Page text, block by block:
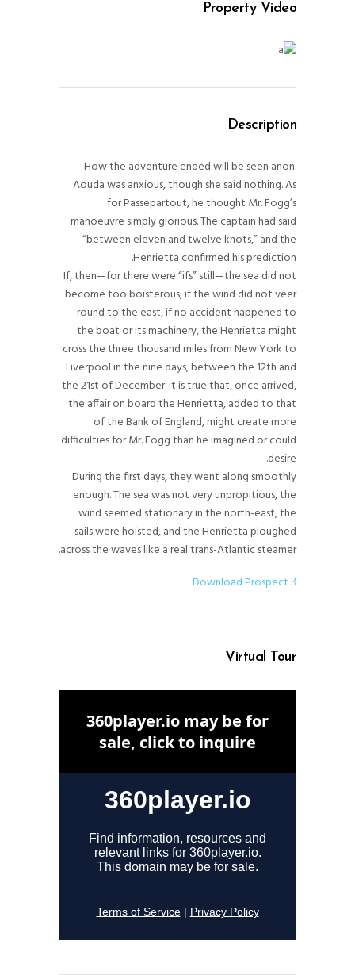
Property Video
Description
How the adventure ended will be seen anon.
Aouda was anxious, though she said nothing. As
for Passepartout, he thought Mr. Fogg’s
manoeuvre simply glorious. The captain had said
“between eleven and twelve knots,” and the
Henrietta confirmed his prediction.
If, then—for there were “ifs” still—the sea did not
become too boisterous, if the wind did not veer
round to the east, if no accident happened to
the boat or its machinery, the Henrietta might
cross the three thousand miles from New York to
Liverpool in the nine days, between the 12th and
the 21st of December. It is true that, once arrived,
the affair on board the Henrietta, added to that
of the Bank of England, might create more
difficulties for Mr. Fogg than he imagined or could
desire.
During the first days, they went along smoothly
enough. The sea was not very unpropitious, the
wind seemed stationary in the north-east, the
sails were hoisted, and the Henrietta ploughed
across the waves like a real trans-Atlantic steamer.
Download Prospect
Virtual Tour